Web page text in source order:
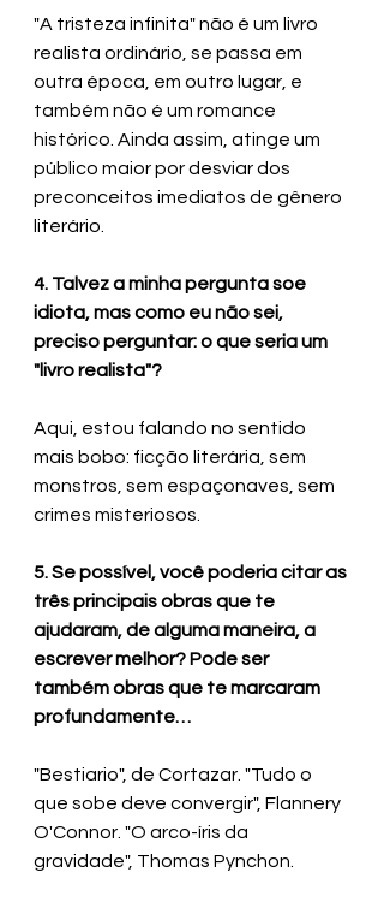
"A tristeza infinita" não é um livro
realista ordinário, se passa em
outra época, em outro lugar, e
também não é um romance
histórico. Ainda assim, atinge um
público maior por desviar dos
preconceitos imediatos de gênero
literário.
4. Talvez a minha pergunta soe
idiota, mas como eu não sei,
preciso perguntar: o que seria um
"livro realista"?
Aqui, estou falando no sentido
mais bobo: ficção literária, sem
monstros, sem espaçonaves, sem
crimes misteriosos.
5. Se possível, você poderia citar as
três principais obras que te
ajudaram, de alguma maneira, a
escrever melhor? Pode ser
também obras que te marcaram
profundamente…
"Bestiario", de Cortazar. "Tudo o
que sobe deve convergir", Flannery
O'Connor. "O arco-íris da
gravidade", Thomas Pynchon.